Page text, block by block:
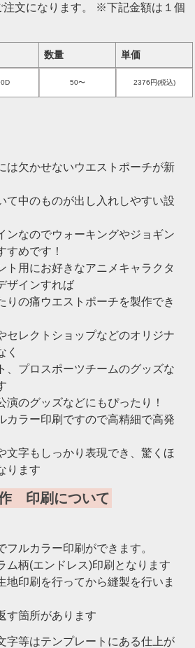
文になります。 ※下記金額は１個
数量 単価
50〜 2376円(税込)
は欠かせないウエストポーチが新
て中のものが出し入れしやすい設
ンなのでウォーキングやジョギン
すめです！
ト用にお好きなアニメキャラクタ
ザインすれば
りの痛ウエストポーチを製作でき
セレクトショップなどのオリジナ
く
、プロスポーツチームのグッズな
演のグッズなどにもぴったり！
カラー印刷ですので高精細で高発
文字もしっかり表現でき、驚くほ
ります
印刷について
ルカラー印刷ができます。
ム柄(エンドレス)印刷となります
地印刷を行ってから縫製を行いま
す箇所があります
字等はテンプレートにある仕上が